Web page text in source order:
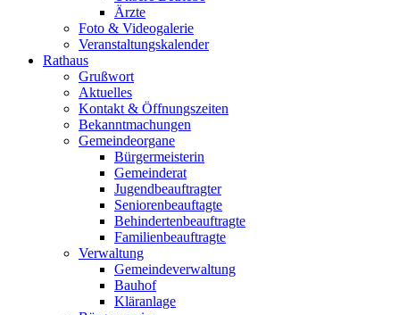
Ärzte
Foto & Videogalerie
Veranstaltungskalender
Rathaus
Grußwort
Aktuelles
Kontakt & Öffnungszeiten
Bekanntmachungen
Gemeindeorgane
Bürgermeisterin
Gemeinderat
Jugendbeauftragter
Seniorenbeauftagte
Behindertenbeauftragte
Familienbeauftragte
Verwaltung
Gemeindeverwaltung
Bauhof
Kläranlage